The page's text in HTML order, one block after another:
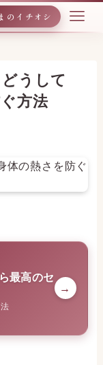
のイチオシ
うして
方法
最高のセ
→